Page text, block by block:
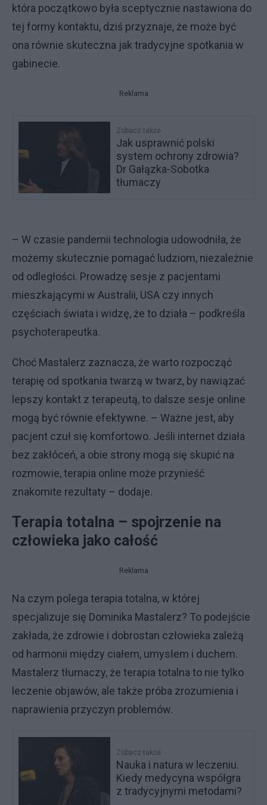
która początkowo była sceptycznie nastawiona do
tej formy kontaktu, dziś przyznaje, że może być
ona równie skuteczna jak tradycyjne spotkania w
gabinecie.
Reklama
Zobacz także
Jak usprawnić polski
system ochrony zdrowia?
Dr Gałązka-Sobotka
tłumaczy
– W czasie pandemii technologia udowodniła, że
możemy skutecznie pomagać ludziom, niezależnie
od odległości. Prowadzę sesje z pacjentami
mieszkającymi w Australii, USA czy innych
częściach świata i widzę, że to działa – podkreśla
psychoterapeutka.
Choć Mastalerz zaznacza, że warto rozpocząć
terapię od spotkania twarzą w twarz, by nawiązać
lepszy kontakt z terapeutą, to dalsze sesje online
mogą być równie efektywne. – Ważne jest, aby
pacjent czuł się komfortowo. Jeśli internet działa
bez zakłóceń, a obie strony mogą się skupić na
rozmowie, terapia online może przynieść
znakomite rezultaty – dodaje.
Terapia totalna – spojrzenie na
człowieka jako całość
Reklama
Na czym polega terapia totalna, w której
specjalizuje się Dominika Mastalerz? To podejście
zakłada, że zdrowie i dobrostan człowieka zależą
od harmonii między ciałem, umysłem i duchem.
Mastalerz tłumaczy, że terapia totalna to nie tylko
leczenie objawów, ale także próba zrozumienia i
naprawienia przyczyn problemów.
Zobacz także
Nauka i natura w leczeniu.
Kiedy medycyna współgra
z tradycyjnymi metodami?